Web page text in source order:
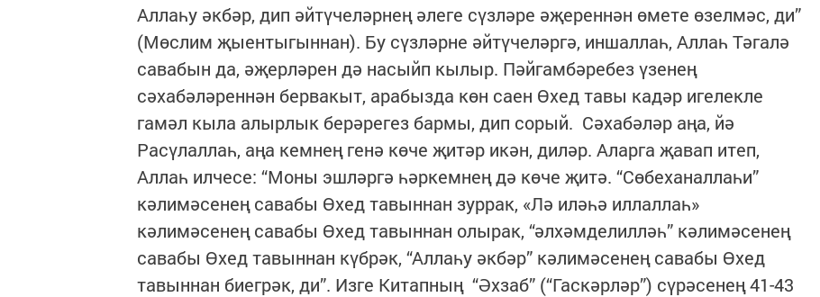
Аллаһу әкбәр, дип әйтүчеләрнең әлеге сүзләре әҗереннән өмете өзелмәс, ди”
(Мөслим җыентыгыннан). Бу сүзләрне әйтүчеләргә, иншаллаһ, Аллаһ Тәгалә
савабын да, әҗерләрен дә насыйп кылыр. Пәйгамбәребез үзенең
сәхабәләреннән бервакыт, арабызда көн саен Өхед тавы кадәр игелекле
гамәл кыла алырлык берәрегез бармы, дип сорый. Сәхабәләр аңа, йә
Расүлаллаһ, аңа кемнең генә көче җитәр икән, диләр. Аларга җавап итеп,
Аллаһ илчесе: “Моны эшләргә һәркемнең дә көче җитә. “Сөбеханаллаһи”
кәлимәсенең савабы Өхед тавыннан зуррак, «Лә иләһә иллаллаһ»
кәлимәсенең савабы Өхед тавыннан олырак, “әлхәмделилләһ” кәлимәсенең
савабы Өхед тавыннан күбрәк, “Аллаһу әкбәр” кәлимәсенең савабы Өхед
тавыннан биегрәк, ди”. Изге Китапның “Әхзаб” (“Гаскәрләр”) сүрәсенең 41-43